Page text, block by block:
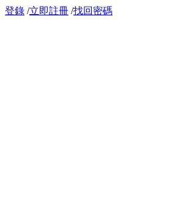
登錄 /立即註冊 /找回密碼